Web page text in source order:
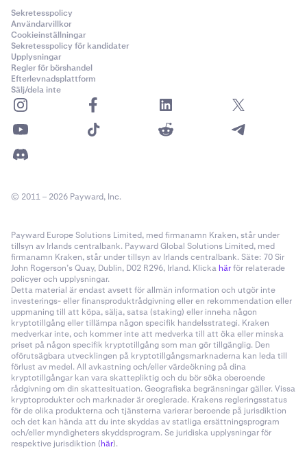
Sekretesspolicy
Användarvillkor
Cookieinställningar
Sekretesspolicy för kandidater
Upplysningar
Regler för börshandel
Efterlevnadsplattform
Sälj/dela inte
© 2011 – 2026 Payward, Inc.
Payward Europe Solutions Limited, med firmanamn Kraken, står under
tillsyn av Irlands centralbank. Payward Global Solutions Limited, med
firmanamn Kraken, står under tillsyn av Irlands centralbank. Säte: 70 Sir
John Rogerson’s Quay, Dublin, D02 R296, Irland. Klicka härför relaterade
policyer och upplysningar.
Detta material är endast avsett för allmän information och utgör inte
investerings- eller finansproduktrådgivning eller en rekommendation eller
uppmaning till att köpa, sälja, satsa (staking) eller inneha någon
kryptotillgång eller tillämpa någon specifik handelsstrategi. Kraken
medverkar inte, och kommer inte att medverka till att öka eller minska
priset på någon specifik kryptotillgång som man gör tillgänglig. Den
oförutsägbara utvecklingen på kryptotillgångsmarknaderna kan leda till
förlust av medel. All avkastning och/eller värdeökning på dina
kryptotillgångar kan vara skattepliktig och du bör söka oberoende
rådgivning om din skattesituation. Geografiska begränsningar gäller. Vissa
kryptoprodukter och marknader är oreglerade. Krakens regleringsstatus
för de olika produkterna och tjänsterna varierar beroende på jurisdiktion
och det kan hända att du inte skyddas av statliga ersättningsprogram
och/eller myndigheters skyddsprogram. Se juridiska upplysningar för
respektive jurisdiktion (här).